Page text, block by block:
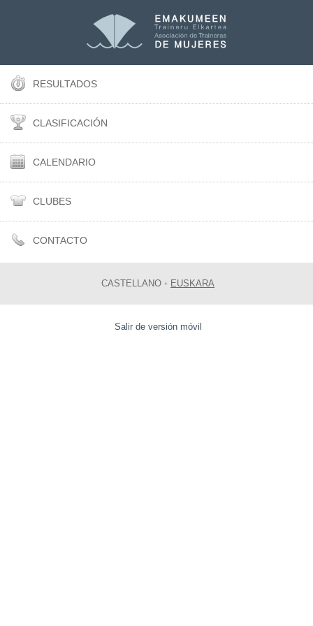
RESULTADOS
CLASIFICACIÓN
CALENDARIO
CLUBES
CONTACTO
CASTELLANO • EUSKARA
Salir de versión móvil